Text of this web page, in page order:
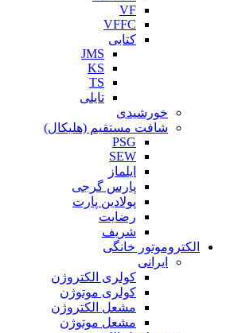
VF
VFFC
کتابی
JMS
KS
TS
تایلی
خورشیدی
شافت مستقیم (هلیکال)
PSG
SEW
ایلماز
پارس گرجی
پولادین پارت
رضایت
شریف
الکتروموتور خانگی
ایرانی
کولری الکتروژن
کولری موتوژن
مشعل الکتروژن
مشعل موتوژن